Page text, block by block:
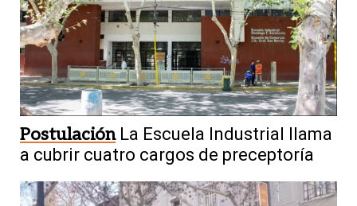
Postulación La Escuela Industrial llama
a cubrir cuatro cargos de preceptoría